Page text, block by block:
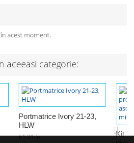
acest moment.
aceeasi categorie:
Portmatrice Ivory 21-23,
HLW
61,01 lei
Kit